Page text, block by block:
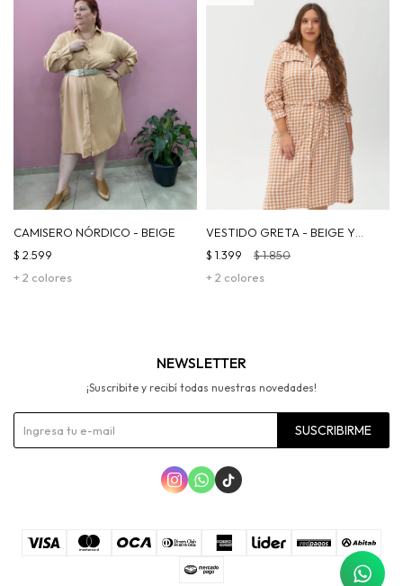
CAMISERO NÓRDICO - BEIGE
+ 2 colores
$ 2.599
VESTIDO GRETA - BEIGE Y
NEGRO
+ 2 colores
$ 1.399 $1.850
NEWSLETTER
¡Suscribite y recibí todas nuestras novedades!
SUSCRIBIRME
  